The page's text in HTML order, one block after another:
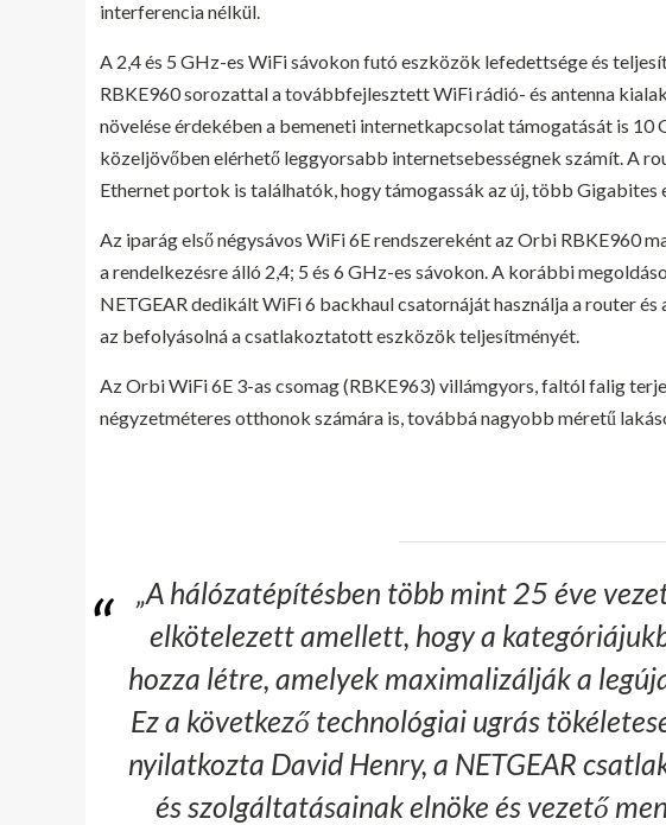
interferencia nélkül.
A 2,4 és 5 GHz-es WiFi sávokon futó eszközök lefedettsége és
RBKE960 sorozattal a továbbfejlesztett WiFi rádió- és antenna
növelése érdekében a bemeneti internetkapcsolat támogatását is 10
közeljövőben elérhető leggyorsabb internetsebességnek számít. A
Ethernet portok is találhatók, hogy támogassák az új, több Gigabites
Az iparág első négysávos WiFi 6E rendszereként az Orbi RBKE960
a rendelkezésre álló 2,4; 5 és 6 GHz-es sávokon. A korábbi
NETGEAR dedikált WiFi 6 backhaul csatornáját használja a router
az befolyásolná a csatlakoztatott eszközök teljesítményét.
Az Orbi WiFi 6E 3-as csomag (RBKE963) villámgyors, faltól falig
négyzetméteres otthonok számára is, továbbá nagyobb méretű
„A hálózatépítésben több mint 25 éve
elkötelezett amellett, hogy a
hozza létre, amelyek maximalizálják a
Ez a következő technológiai ugrás
nyilatkozta David Henry, a NETGEAR
és szolgáltatásainak elnöke és vezető